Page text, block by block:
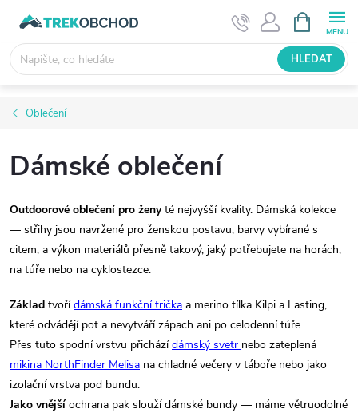
obsah
NÁKUPNÍ
KOŠÍK
HLEDAT
Oblečení
Dámské oblečení
Outdoorové oblečení pro ženyté nejvyšší kvality. Dámská kolekce
— střihy jsou navržené pro ženskou postavu, barvy vybírané s
citem, a výkon materiálů přesně takový, jaký potřebujete na horách,
na túře nebo na cyklostezce.
Základ tvořídámská funkční trička a merino tílka Kilpi a Lasting,
které odvádějí pot a nevytváří zápach ani po celodenní túře.
Přes tuto spodní vrstvu přicházídámský svetr nebo zateplená
mikina NorthFinder Melisa na chladné večery v táboře nebo jako
izolační vrstva pod bundu.
Jako vnějšíochrana pak slouží dámské bundy — máme větruodolné